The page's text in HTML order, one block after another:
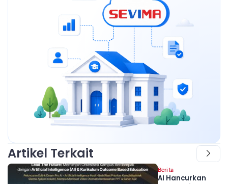
Artikel Terkait
Berita
AI Hancurkan